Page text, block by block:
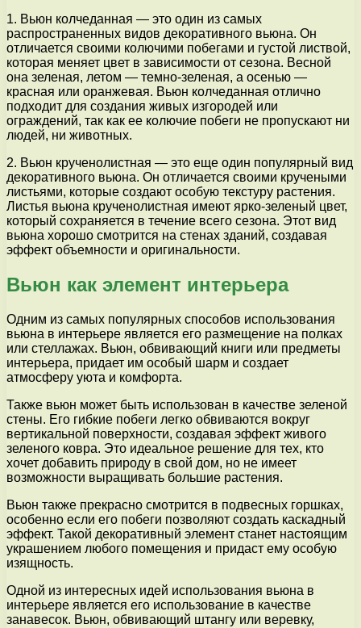
1. Вьюн колчеданная — это один из самых
распространенных видов декоративного вьюна. Он
отличается своими колючими побегами и густой листвой,
которая меняет цвет в зависимости от сезона. Весной
она зеленая, летом — темно-зеленая, а осенью —
красная или оранжевая. Вьюн колчеданная отлично
подходит для создания живых изгородей или
ограждений, так как ее колючие побеги не пропускают ни
людей, ни животных.
2. Вьюн крученолистная — это еще один популярный вид
декоративного вьюна. Он отличается своими кручеными
листьями, которые создают особую текстуру растения.
Листья вьюна крученолистная имеют ярко-зеленый цвет,
который сохраняется в течение всего сезона. Этот вид
вьюна хорошо смотрится на стенах зданий, создавая
эффект объемности и оригинальности.
Вьюн как элемент интерьера
Одним из самых популярных способов использования
вьюна в интерьере является его размещение на полках
или стеллажах. Вьюн, обвивающий книги или предметы
интерьера, придает им особый шарм и создает
атмосферу уюта и комфорта.
Также вьюн может быть использован в качестве зеленой
стены. Его гибкие побеги легко обвиваются вокруг
вертикальной поверхности, создавая эффект живого
зеленого ковра. Это идеальное решение для тех, кто
хочет добавить природу в свой дом, но не имеет
возможности выращивать большие растения.
Вьюн также прекрасно смотрится в подвесных горшках,
особенно если его побеги позволяют создать каскадный
эффект. Такой декоративный элемент станет настоящим
украшением любого помещения и придаст ему особую
изящность.
Одной из интересных идей использования вьюна в
интерьере является его использование в качестве
занавесок. Вьюн, обвивающий штангу или веревку,